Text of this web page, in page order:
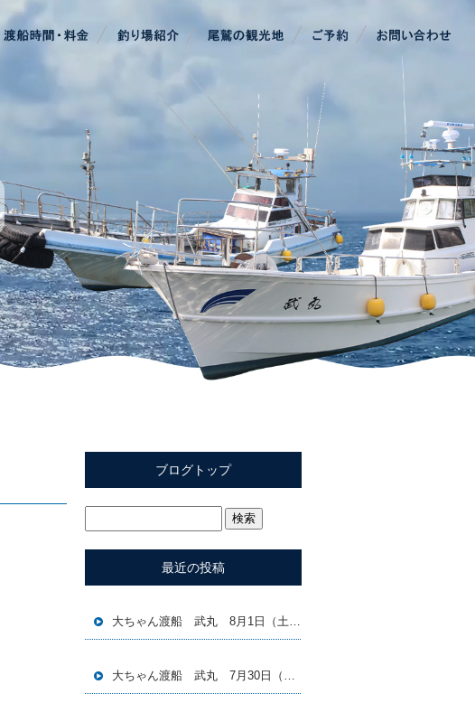
ブログトップ
最近の投稿
大ちゃん渡船 武丸 8月1日（土）磯釣り釣果
大ちゃん渡船 武丸 7月30日（木）磯釣り釣果